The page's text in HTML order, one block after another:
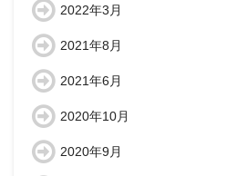
2022年3月
2021年8月
2021年6月
2020年10月
2020年9月